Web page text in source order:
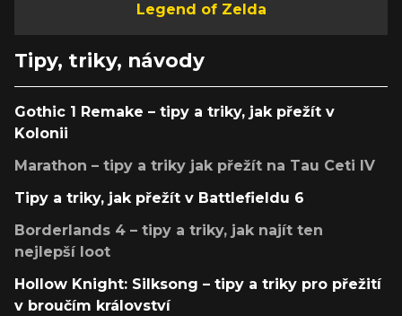
Legend of Zelda
Tipy, triky, návody
Gothic 1 Remake – tipy a triky, jak přežít v
Kolonii
Marathon – tipy a triky jak přežít na Tau Ceti IV
Tipy a triky, jak přežít v Battlefieldu 6
Borderlands 4 – tipy a triky, jak najít ten
nejlepší loot
Hollow Knight: Silksong – tipy a triky pro přežití
v broučím království